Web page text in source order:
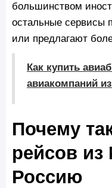
большинством
остальные сервисы
или предлагают
Как купить
авиакомпаний
Почему
рейсов
Россию